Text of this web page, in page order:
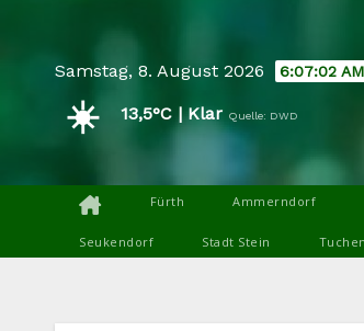
contentSamstag, 8. August 2026 6:07:03 AM
☀️ 13,5°C | Klar Quelle: DWD
Fürth Ammerndorf
Seukendorf Stadt Stein